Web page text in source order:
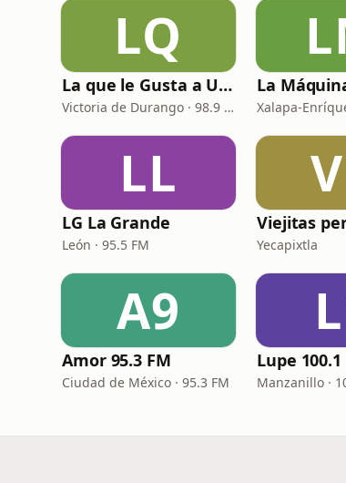
LQ
La que le Gusta a Usted
Victoria de Durango · 98.9 FM
La
Xalapa-
LL
LG La Grande
León · 95.5 FM Yecapixtla
A9
Amor 95.3 FM
Ciudad de México · 95.3 FM
Lupe 100.1